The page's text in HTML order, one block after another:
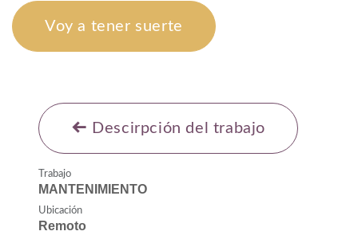
Voy a tener suerte
Descirpción del trabajo
Trabajo
MANTENIMIENTO
Ubicación
Remoto